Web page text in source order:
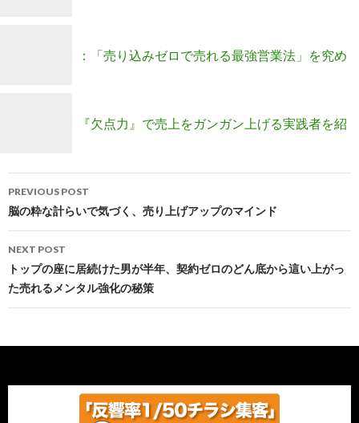
内塾開催
：「売り込みゼロで売れる最強営業法」を究め
るファミリーメンバー募集！
『欠点力』で売上をガンガン上げる実践者を紹
Post
navigation
PREVIOUS POST
脳の粋な計らいで気づく、売り上げアップのマインド
NEXT POST
トップの座に居続けた男が半年、契約ゼロのどん底から這い上がっ
た売れるメンタル強化の秘策